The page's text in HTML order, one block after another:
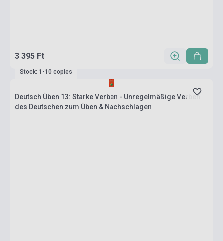
3 395 Ft
Stock: 1-10 copies
Deutsch Üben 13: Starke Verben - Unregelmäßige Verben
des Deutschen zum Üben & Nachschlagen